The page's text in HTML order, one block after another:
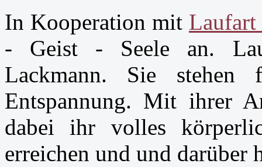
In Kooperation mit Laufart
- Geist - Seele an.
Lackmann. Sie stehen
Entspannung. Mit ihrer
dabei ihr volles
erreichen und und darüber